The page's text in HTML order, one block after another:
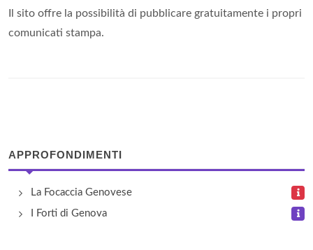
Il sito offre la possibilità di pubblicare gratuitamente i propri
comunicati stampa.
APPROFONDIMENTI
La Focaccia Genovese
I Forti di Genova